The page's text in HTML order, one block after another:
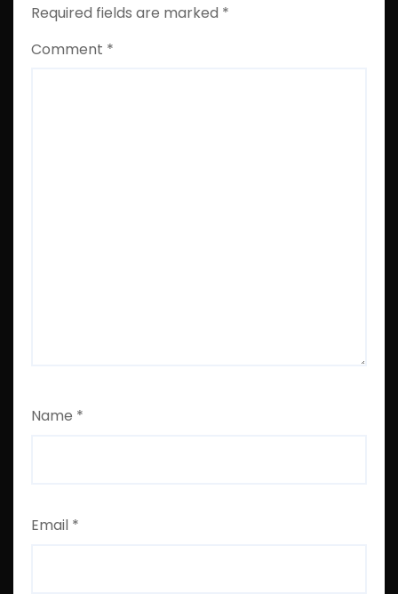
Required fields are marked *
Comment *
Name *
Email *